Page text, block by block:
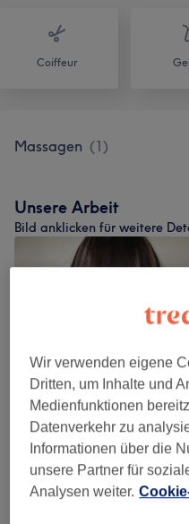
Coiffeur
Massagen (1)
Unsere Arbeit
Bild anklicken für weitere
Wir verwenden eigene
Dritten, um Inhalte und
Medienfunktionen
Datenverkehr zu
Informationen über die
unsere Partner für
Analysen weiter.